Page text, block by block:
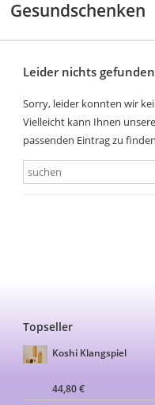
Gesundschenken
Leider nichts gefunden
Sorry, leider konnten wir
Vielleicht kann Ihnen
passenden Eintrag zu
Topseller
Koshi Klangspiel
44,80€